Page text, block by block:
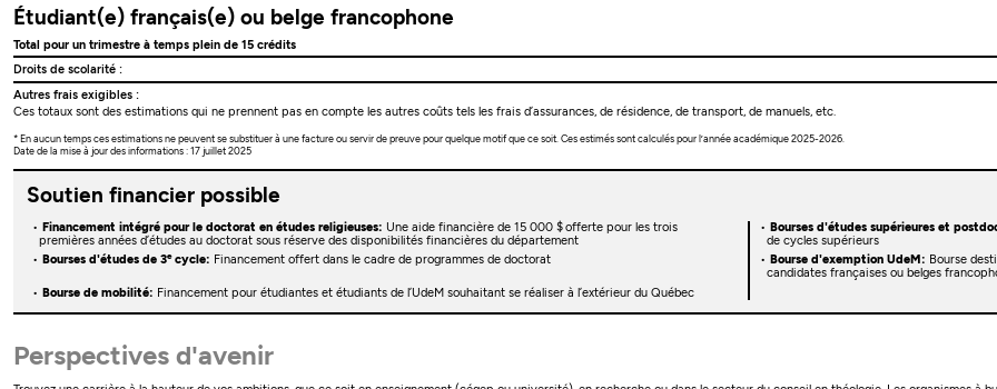
Étudiant(e) français(e) ou belge francophone
Total pour un trimestre à temps plein de 15 crédits
Droits de scolarité :
Autres frais exigibles :
Ces totaux sont des estimations qui ne prennent pas en compte les autres coûts tels les frais d’assurances, de résidence, de transport, de manuels, etc.
* En aucun temps ces estimations ne peuvent se substituer à une facture ou servir de preuve pour quelque motif que ce soit. Ces estimés sont calculés pour l’année académique 2025-2026.
Date de la mise à jour des informations : 17 juillet 2025
Soutien financier possible
Financement intégré pour le doctorat en études religieuses: Une aide financière de 15 000 $ offerte pour les trois
premières années d’études au doctorat sous réserve des disponibilités financières du département
Bourses d'études supérieures et
de cycles supérieurs
Bourses d'études de 3ecycle: Financement offert dans le cadre de programmes de doctorat Bourse d'exemption UdeM: Bourse
candidates françaises ou belges
Bourse de mobilité: Financement pour étudiantes et étudiants de l’UdeM souhaitant se réaliser à l’extérieur du Québec
Perspectives d'avenir